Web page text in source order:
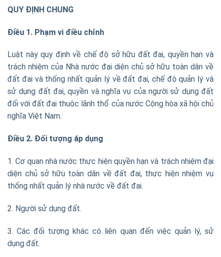
QUY ĐỊNH CHUNG
Điều 1. Phạm vi điều chỉnh
Luật này quy định về chế độ sở hữu đất đai, quyền hạn và
trách nhiệm của Nhà nước đại diện chủ sở hữu toàn dân về
đất đai và thống nhất quản lý về đất đai, chế độ quản lý và
sử dụng đất đai, quyền và nghĩa vụ của người sử dụng đất
đối với đất đai thuộc lãnh thổ của nước Cộng hòa xã hội chủ
nghĩa Việt Nam.
Điều 2. Đối tượng áp dụng
1. Cơ quan nhà nước thực hiện quyền hạn và trách nhiệm đại
diện chủ sở hữu toàn dân về đất đai, thực hiện nhiệm vụ
thống nhất quản lý nhà nước về đất đai.
2. Người sử dụng đất.
3. Các đối tượng khác có liên quan đến việc quản lý, sử
dụng đất.